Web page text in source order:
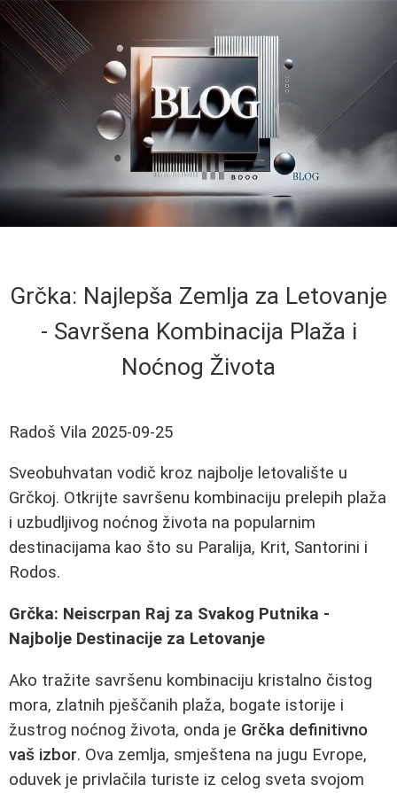
Grčka: Najlepša Zemlja za Letovanje
- Savršena Kombinacija Plaža i
Noćnog Života
Radoš Vila 2025-09-25
Sveobuhvatan vodič kroz najbolje letovalište u
Grčkoj. Otkrijte savršenu kombinaciju prelepih plaža
i uzbudljivog noćnog života na popularnim
destinacijama kao što su Paralija, Krit, Santorini i
Rodos.
Grčka: Neiscrpan Raj za Svakog Putnika -
Najbolje Destinacije za Letovanje
Ako tražite savršenu kombinaciju kristalno čistog
mora, zlatnih pješčanih plaža, bogate istorije i
žustrog noćnog života, onda je Grčka definitivno
vaš izbor. Ova zemlja, smještena na jugu Evrope,
oduvek je privlačila turiste iz celog sveta svojom